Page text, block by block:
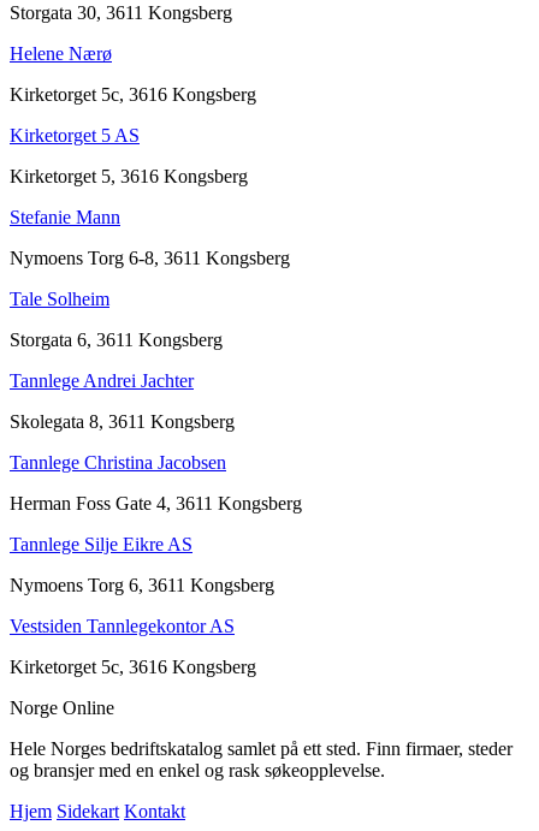
Storgata 30, 3611 Kongsberg
Helene Nærø
Kirketorget 5c, 3616 Kongsberg
Kirketorget 5 AS
Kirketorget 5, 3616 Kongsberg
Stefanie Mann
Nymoens Torg 6-8, 3611 Kongsberg
Tale Solheim
Storgata 6, 3611 Kongsberg
Tannlege Andrei Jachter
Skolegata 8, 3611 Kongsberg
Tannlege Christina Jacobsen
Herman Foss Gate 4, 3611 Kongsberg
Tannlege Silje Eikre AS
Nymoens Torg 6, 3611 Kongsberg
Vestsiden Tannlegekontor AS
Kirketorget 5c, 3616 Kongsberg
Norge Online
Hele Norges bedriftskatalog samlet på ett sted. Finn firmaer, steder
og bransjer med en enkel og rask søkeopplevelse.
Hjem Sidekart Kontakt